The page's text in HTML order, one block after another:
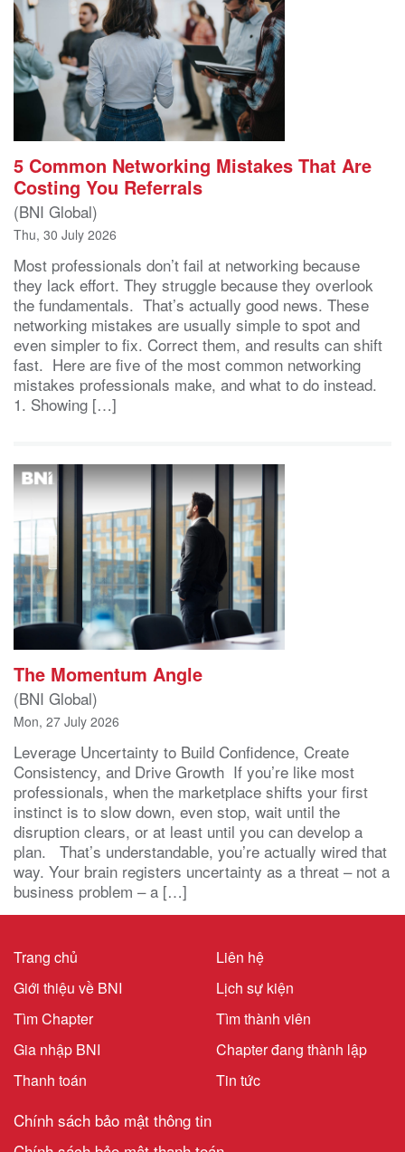
5 Common Networking Mistakes That Are
Costing You Referrals
(BNI Global)
Thu, 30 July 2026
Most professionals don’t fail at networking because
they lack effort. They struggle because they overlook
the fundamentals. That’s actually good news. These
networking mistakes are usually simple to spot and
even simpler to fix. Correct them, and results can shift
fast. Here are five of the most common networking
mistakes professionals make, and what to do instead.
1. Showing […]
The Momentum Angle
(BNI Global)
Mon, 27 July 2026
Leverage Uncertainty to Build Confidence, Create
Consistency, and Drive Growth If you’re like most
professionals, when the marketplace shifts your first
instinct is to slow down, even stop, wait until the
disruption clears, or at least until you can develop a
plan. That’s understandable, you’re actually wired that
way. Your brain registers uncertainty as a threat – not a
business problem – a […]
Trang chủ
Giới thiệu về BNI
Tìm Chapter
Gia nhập BNI
Thanh toán
Liên hệ
Lịch sự kiện
Tìm thành viên
Chapter đang thành lập
Tin tức
Chính sách bảo mật thông tin